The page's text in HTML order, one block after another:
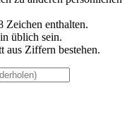
Zeichen enthalten.
üblich sein.
aus Ziffern bestehen.